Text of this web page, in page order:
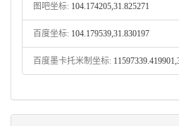
图吧坐标: 104.174205,31.825271
百度坐标: 104.179539,31.830197
百度墨卡托米制坐标: